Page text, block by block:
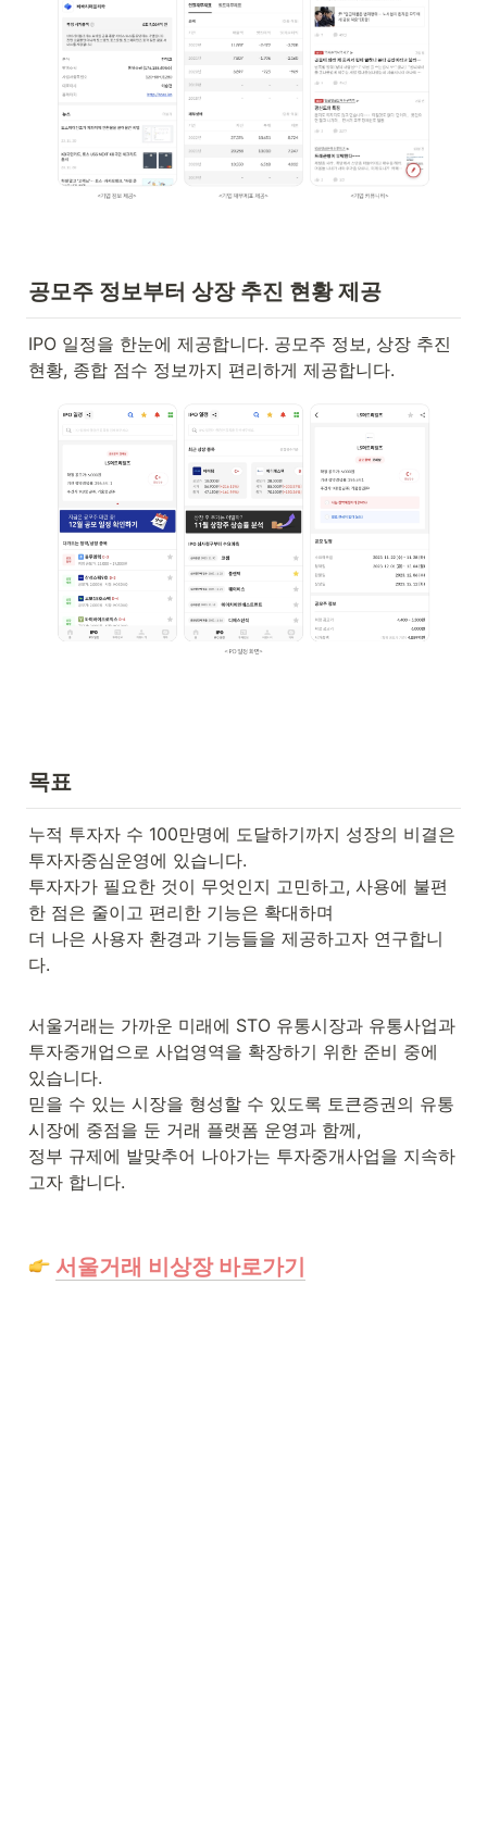
공모주 정보부터 상장 추진 현황 제공
IPO 일정을 한눈에 제공합니다. 공모주 정보, 상장 추진
현황, 종합 점수 정보까지 편리하게 제공합니다.
목표
누적 투자자 수 100만명에 도달하기까지 성장의 비결은
투자자중심운영에 있습니다.
투자자가 필요한 것이 무엇인지 고민하고, 사용에 불편
한 점은 줄이고 편리한 기능은 확대하며
더 나은 사용자 환경과 기능들을 제공하고자 연구합니
다.
서울거래는 가까운 미래에 STO 유통시장과 유통사업과
투자중개업으로 사업영역을 확장하기 위한 준비 중에
있습니다.
믿을 수 있는 시장을 형성할 수 있도록 토큰증권의 유통
시장에 중점을 둔 거래 플랫폼 운영과 함께,
정부 규제에 발맞추어 나아가는 투자중개사업을 지속하
고자 합니다.
서울거래 비상장 바로가기